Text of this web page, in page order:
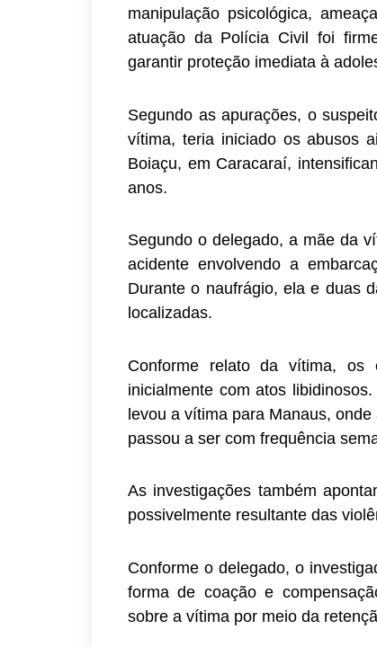
manipulação psicológica,
atuação da Polícia Civil foi
garantir proteção imediata à
Segundo as apurações, o
vítima, teria iniciado os abusos
Boiaçu, em Caracaraí,
anos.
Segundo o delegado, a mãe da
acidente envolvendo a
Durante o naufrágio, ela e duas
localizadas.
Conforme relato da vítima, os
inicialmente com atos
levou a vítima para Manaus,
passou a ser com frequência
As investigações também
possivelmente resultante das
Conforme o delegado, o
forma de coação e
sobre a vítima por meio da